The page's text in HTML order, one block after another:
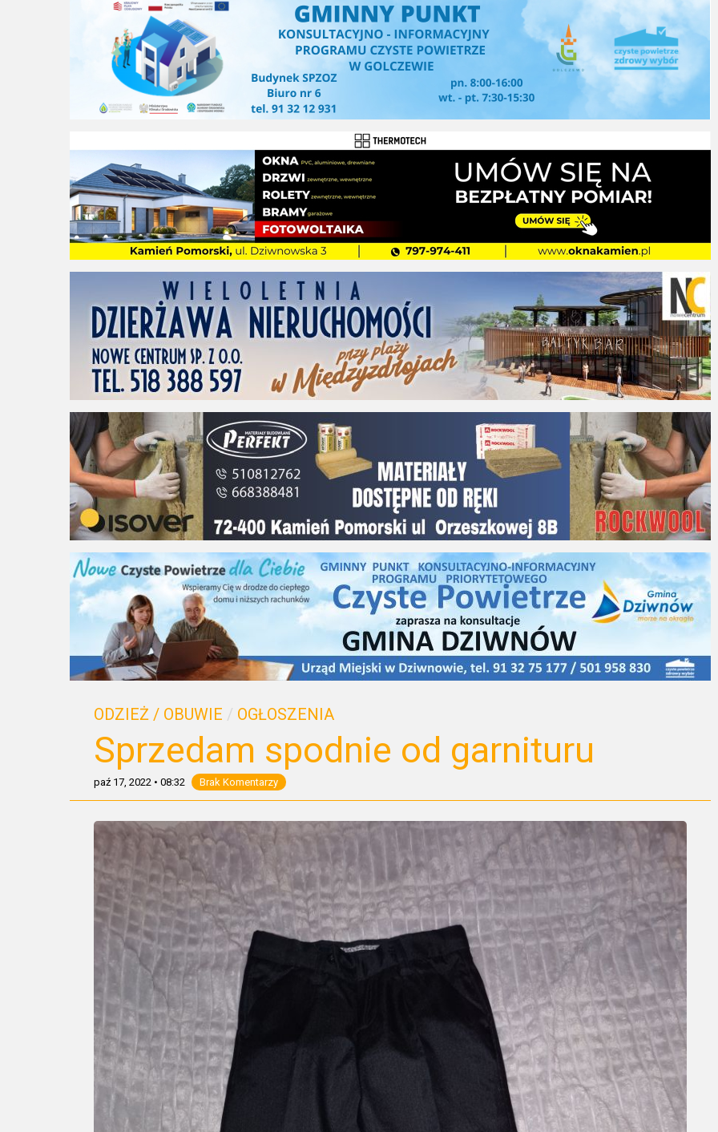
ODZIEŻ / OBUWIE / OGŁOSZENIA
Sprzedam spodnie od garnituru
paź 17, 2022 • 08:32 Brak Komentarzy